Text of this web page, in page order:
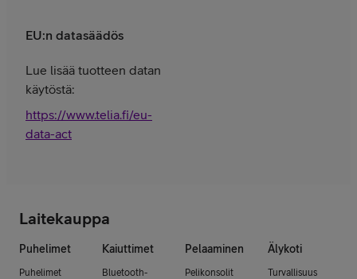
EU:n datasäädös
Lue lisää tuotteen datan
käytöstä:
https://www.telia.fi/eu-
data-act
Laitekauppa
Puhelimet
Puhelimet
Kaiuttimet
Bluetooth-
Pelaaminen
Pelikonsolit
Älykoti
Turvallisuus